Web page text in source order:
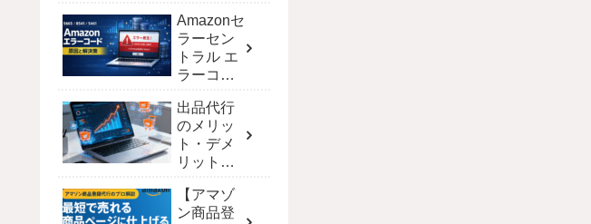
する戦略
Amazonセ
ラーセン
トラル エ
ラーコー
略！解決
策と一覧
【保存
版】
出品代行
のメリッ
ト・デメ
リット｜
別の費用
と選び方
【アマゾ
ン商品登